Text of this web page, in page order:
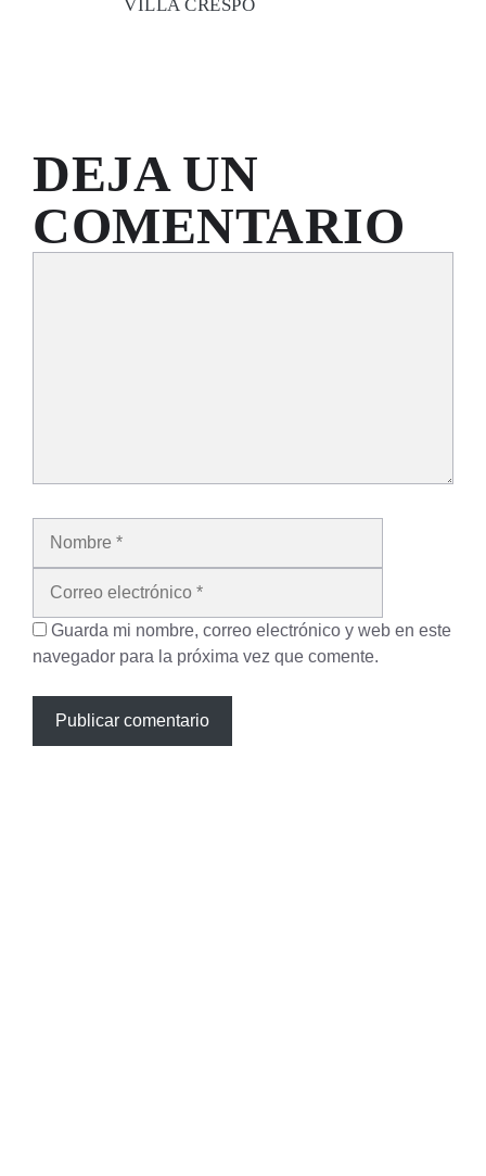
VILLA CRESPO
DEJA UN
COMENTARIO
Guarda mi nombre, correo electrónico y web en este
navegador para la próxima vez que comente.